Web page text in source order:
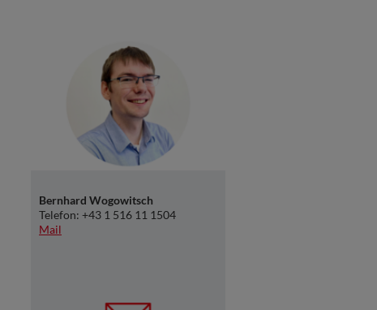
Bernhard Wogowitsch
Telefon: +43 1 516 11 1504
Mail